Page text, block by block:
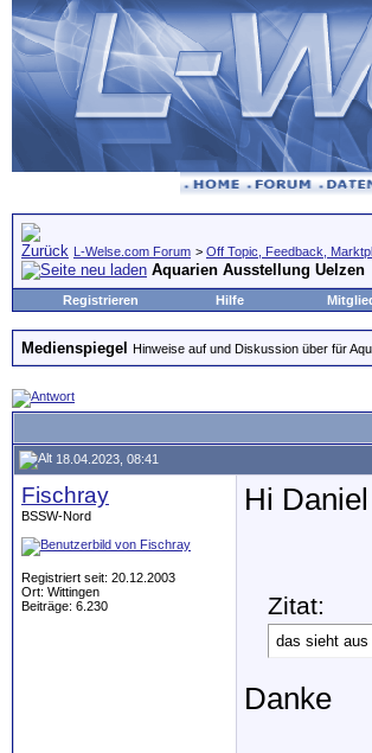
L-Welse.com Forum > Off Topic, Feedback,
Aquarien Ausstellung Uelzen
Registrieren Hilfe
Medienspiegel Hinweise auf und Diskussion über für
18.04.2023, 08:41
Fischray
BSSW-Nord
Registriert seit: 20.12.2003
Ort: Wittingen
Beiträge: 6.230
Hi Daniel
Zitat:
das sieht aus
Danke